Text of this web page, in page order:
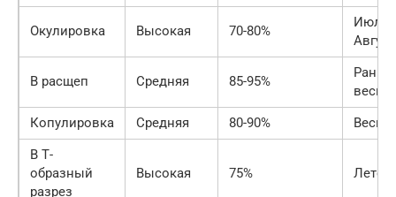
Окулировка Высокая 70-80%
Июль-
Август
В расщеп Средняя 85-95%
весна
Копулировка
Средняя 80-90%
Весна
В Т-
образный
разрез
Высокая 75% Лето